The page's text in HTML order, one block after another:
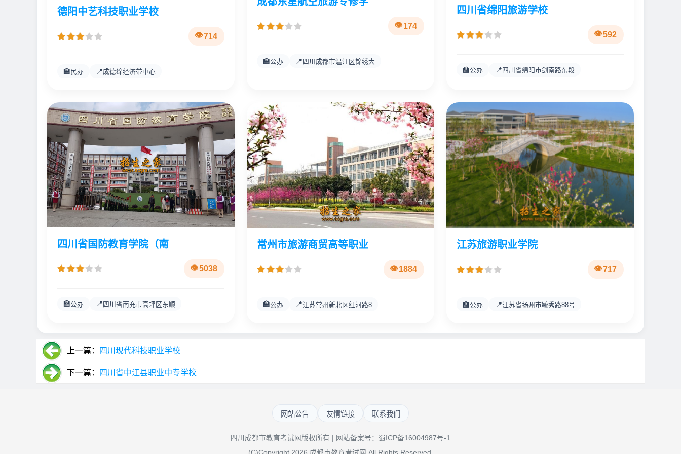
德阳中艺科技职业学校
714
🏫 民办 📍成德绵经济带中心
174
🏫公办 📍 四川成都市温江区锦绣大
四川省绵阳旅游学校
592
🏫公办 📍 四川省绵阳市剑南路东段
四川省国防教育学院（南
5038
🏫公办 📍 四川省南充市高坪区东顺
常州市旅游商贸高等职业
1884
🏫公办 📍江苏常州新北区红河路8
江苏旅游职业学院
717
🏫公办 📍江苏省扬州市毓秀路88号
上一篇： 四川现代科技职业学校
下一篇： 四川省中江县职业中专学校
网站公告 友情链接 联系我们
四川成都市教育考试网版权所有 | 网站备案号： 蜀ICP备16004987号-1